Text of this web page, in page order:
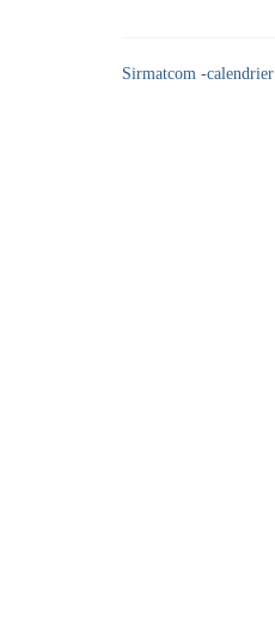
Sirmatcom -calendrier